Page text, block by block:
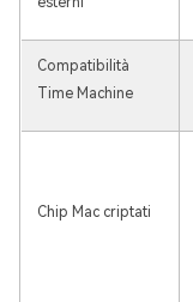
Compatibilità
Time Machine
Chip Mac criptati